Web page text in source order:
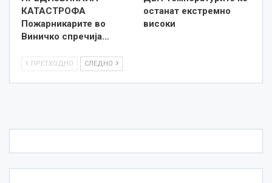
КАТАСТРОФА
Пожарникарите во
Виничко спречија…
останат екстремно
високи
ПРЕТХОДНО СЛЕДНО